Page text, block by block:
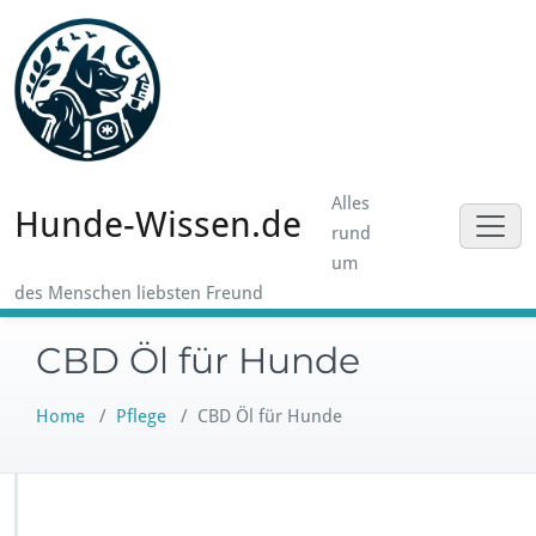
content
Hunde-Wissen.de
Alles
rund
um
des Menschen liebsten Freund
CBD Öl für Hunde
Home / Pflege / CBD Öl für Hunde